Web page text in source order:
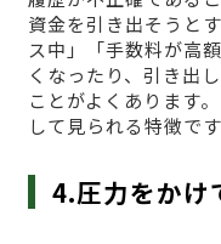
資金を引き出そうと
ス中」「手数料が高
くなったり、引き出
ことがよくあります
して見られる特徴です
4.圧力をかけ